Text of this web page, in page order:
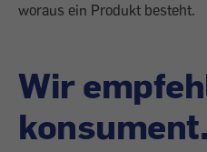
woraus ein Produkt besteht.
Wir